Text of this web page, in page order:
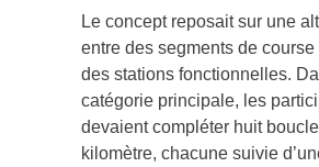
Le concept reposait sur une
entre des segments de course
des stations fonctionnelles.
catégorie principale, les
devaient compléter huit
kilomètre, chacune suivie